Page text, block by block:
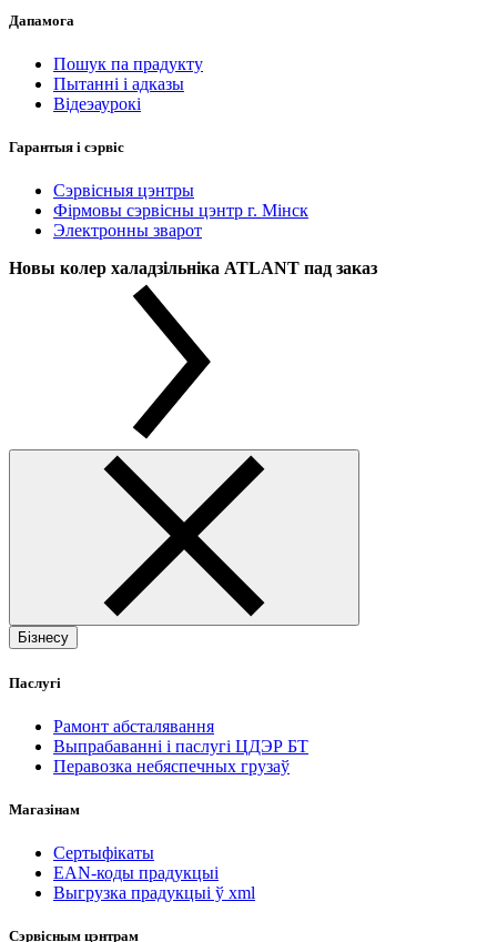
Дапамога
Пошук па прадукту
Пытанні і адказы
Відеэаурокі
Гарантыя і сэрвіс
Сэрвісныя цэнтры
Фірмовы сэрвісны цэнтр г. Мінск
Электронны зварот
Новы колер халадзільніка ATLANT пад заказ
Бізнесу
Паслугі
Рамонт абсталявання
Выпрабаванні і паслугі ЦДЭР БТ
Перавозка небяспечных грузаў
Магазінам
Сертыфікаты
EAN-коды прадукцыі
Выгрузка прадукцыі ў xml
Сэрвісным цэнтрам